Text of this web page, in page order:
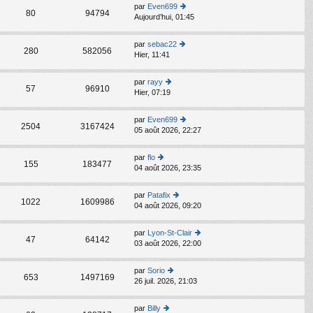
ult
er
le
d
er
s
s
a
e
80 94794
par Even699
o
s
ult
le
er
m
e
s
a
e
Aujourd’hui, 01:45
280 582056
par sebac22
le
d
er
er
e
s
a
e
Hier, 11:41
57 96910
par rayy
o
ult
er
le
er
er
m
e
s
s
a
e
Hier, 07:19
2504 3167424
par Even699
o
er
le
er
er
m
e
s
a
e
05 août 2026, 22:27
155 183477
par flo
o
ult
er
le
d
er
er
m
e
s
s
04 août 2026, 23:35
1022 1609986
par Patafix
o
ult
er
le
d
er
er
04 août 2026, 09:20
47 64142
par Lyon-St-Clair
o
er
le
03 août 2026, 22:00
653 1497169
par Sorio
o
26 juil. 2026, 21:03
par Billy